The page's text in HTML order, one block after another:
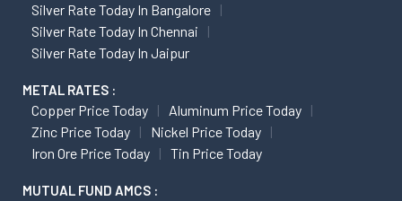
Silver Rate Today In Bangalore
Silver Rate Today In Chennai
Silver Rate Today In Jaipur
METAL RATES :
Copper Price Today
Aluminum Price Today
Zinc Price Today
Nickel Price Today
Iron Ore Price Today
Tin Price Today
MUTUAL FUND AMCS :